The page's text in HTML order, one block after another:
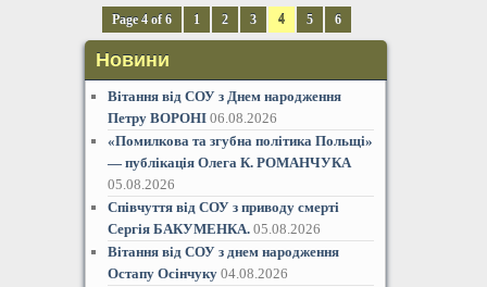
Page 4 of 6 1 2 3 4 5 6
Новини
Вітання від СОУ з Днем народження
Петру ВОРОНІ 06.08.2026
«Помилкова та згубна політика Польщі»
— публікація Олега К. РОМАНЧУКА
05.08.2026
Співчуття від СОУ з приводу смерті
Сергія БАКУМЕНКА. 05.08.2026
Вітання від СОУ з днем народження
Остапу Осінчуку 04.08.2026